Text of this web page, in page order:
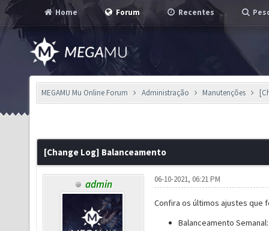
Home Forum Recentes
MEGAMU Mu Online Forum Administração Manutenções
[Change Log] Balanceamento
admin 06-10-2021, 06:21 PM
Confira os últimos ajustes que
Balanceamento Semanal: